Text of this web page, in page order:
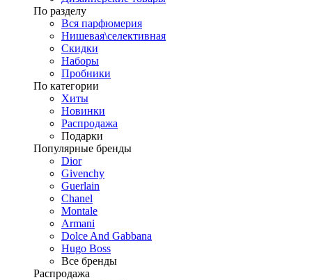
По разделу
Вся парфюмерия
Нишевая\селективная
Скидки
Наборы
Пробники
По категории
Хиты
Новинки
Распродажа
Подарки
Популярные бренды
Dior
Givenchy
Guerlain
Chanel
Montale
Armani
Dolce And Gabbana
Hugo Boss
Все бренды
Распродажа